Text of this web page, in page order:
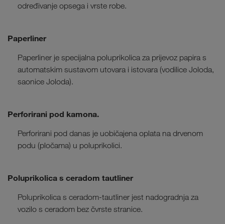
određivanje opsega i vrste robe.
Paperliner
Paperliner je specijalna poluprikolica za prijevoz papira s
automatskim sustavom utovara i istovara (vodilice Joloda,
saonice Joloda).
Perforirani pod kamona.
Perforirani pod danas je uobičajena oplata na drvenom
podu (pločama) u poluprikolici.
Poluprikolica s ceradom tautliner
Poluprikolica s ceradom-tautliner jest nadogradnja za
vozilo s ceradom bez čvrste stranice.